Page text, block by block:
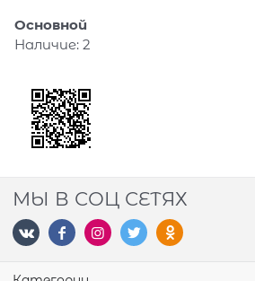
Основной
Наличие: 2
МЫ В СОЦ СЕТЯХ